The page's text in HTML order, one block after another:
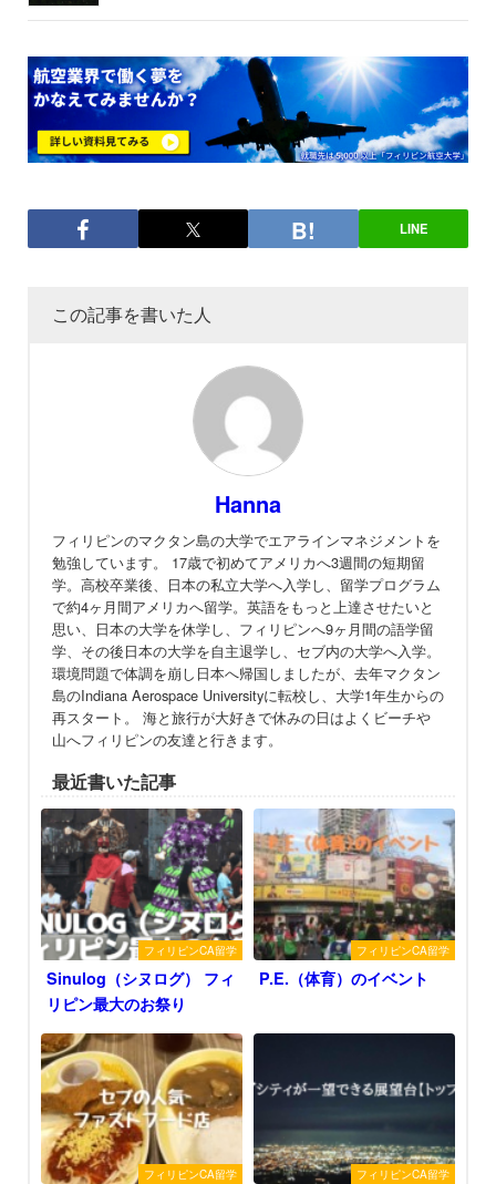
LINE
この記事を書いた人
Hanna
フィリピンのマクタン島の大学でエアラインマネジメントを
勉強しています。 17歳で初めてアメリカへ3週間の短期留
学。高校卒業後、日本の私立大学へ入学し、留学プログラム
で約4ヶ月間アメリカへ留学。英語をもっと上達させたいと
思い、日本の大学を休学し、フィリピンへ9ヶ月間の語学留
学、その後日本の大学を自主退学し、セブ内の大学へ入学。
環境問題で体調を崩し日本へ帰国しましたが、去年マクタン
島のIndiana Aerospace Universityに転校し、大学1年生からの
再スタート。 海と旅行が大好きで休みの日はよくビーチや
山へフィリピンの友達と行きます。
最近書いた記事
フィリピンCA留学
Sinulog（シヌログ） フィ
リピン最大のお祭り
フィリピンCA留学
P.E.（体育）のイベント
フィリピンCA留学 フィリピンCA留学